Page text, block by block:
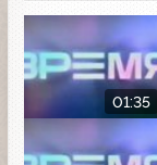
01:35